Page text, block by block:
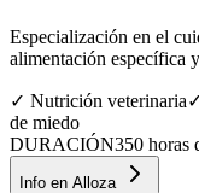
Especialización en el
alimentación específica
✓ Nutrición veterinaria✓
de miedo
DURACIÓN350 horas
Info en Alloza